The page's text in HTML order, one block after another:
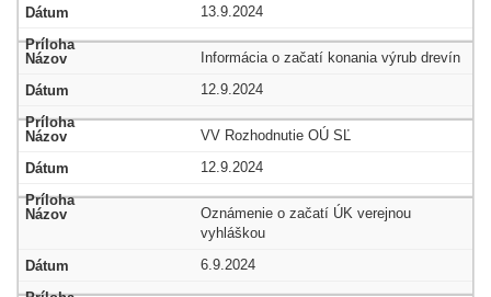
13.9.2024
Informácia o začatí konania výrub drevín
12.9.2024
VV Rozhodnutie OÚ SĽ
12.9.2024
Oznámenie o začatí ÚK verejnou
vyhláškou
6.9.2024